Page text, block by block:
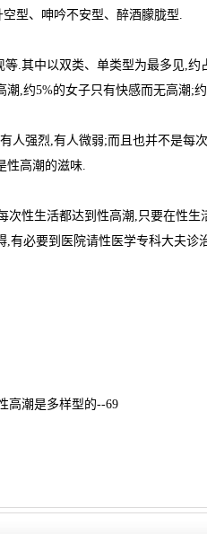
型、呻吟不安型、醉酒朦胧型.
.其中以双类、单类型为最多见,约
,约5%的女子只有快感而无高潮;
强烈,有人微弱;而且也并不是每
性高潮的滋味.
性生活都达到性高潮,只要在性生
有必要到医院请性医学专科大夫诊
高潮是多样型的--69